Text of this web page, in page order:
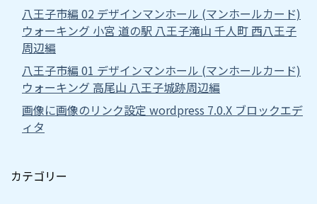
八王子市編 02 デザインマンホール (マンホールカード)
ウォーキング 小宮 道の駅 八王子滝山 千人町 西八王子
周辺編
八王子市編 01 デザインマンホール (マンホールカード)
ウォーキング 高尾山 八王子城跡周辺編
画像に画像のリンク設定 wordpress 7.0.X ブロックエデ
ィタ
カテゴリー